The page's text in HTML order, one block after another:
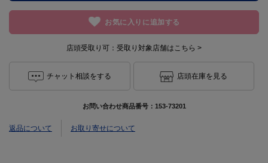
お気に入りに追加する
店頭受取り可： 受取り対象店舗はこちら >
チャット相談をする 店頭在庫を見る
お問い合わせ商品番号： 153-73201
返品について お取り寄せについて